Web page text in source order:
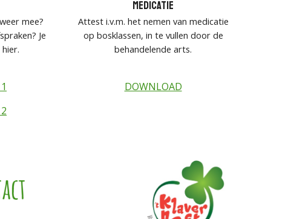
mee?
Je
Medicatie
Attest i.v.m. het nemen van medicatie
op bosklassen, in te vullen door de
behandelende arts.
DOWNLOAD